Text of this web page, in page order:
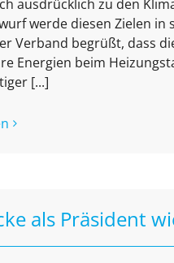
ausdrücklich zu den
werde diesen Zielen
Verband begrüßt, dass
Energien beim
[...]
als Präsident